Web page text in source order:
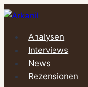
Zum
springenAnalysen
Interviews
News
Rezensionen